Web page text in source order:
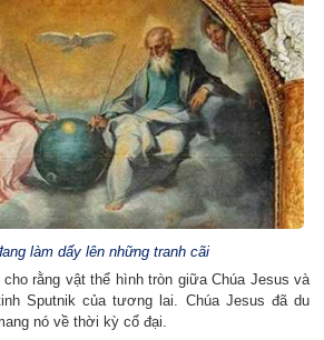
làm dấy lên những tranh cãi
rằng vật thể hình tròn giữa Chúa Jesus và
Sputnik của tương lai. Chúa Jesus đã du
nó về thời kỳ cổ đại.